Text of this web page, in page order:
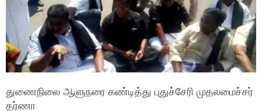
துணைநிலை ஆளுநரை கண்டித்து புதுச்சேரி முதலமைச்சர்
தர்ணா